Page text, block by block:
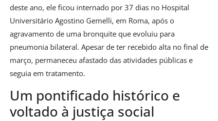
deste ano, ele ficou internado por 37 dias no Hospital
Universitário Agostino Gemelli, em Roma, após o
agravamento de uma bronquite que evoluiu para
pneumonia bilateral. Apesar de ter recebido alta no final de
março, permaneceu afastado das atividades públicas e
seguia em tratamento.
Um pontificado histórico e
voltado à justiça social